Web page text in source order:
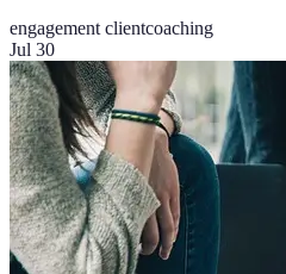
engagement clientcoaching
Jul 30